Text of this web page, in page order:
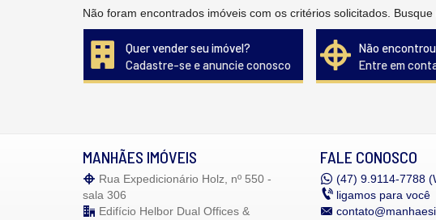
Não foram encontrados imóveis com os critérios solicitados.
Quer vender seu imóvel?
Cadastre-se e anuncie conosco
Não
Entre em
MANHÃES IMÓVEIS
Rua Expedicionário Holz, nº 550 -
sala 306
Edifício Helbor Dual Offices &
FALE CONOSCO
(47) 9.9114-7788
ligamos para você